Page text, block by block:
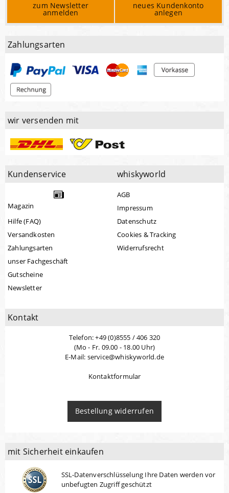
zum Newsletter
anmelden
neues Kundenkonto
anlegen
Zahlungsarten
wir versenden mit
Kundenservice
Magazin
Hilfe (FAQ)
Versandkosten
Zahlungsarten
unser Fachgeschäft
Gutscheine
Newsletter
whiskyworld
AGB
Impressum
Datenschutz
Cookies & Tracking
Widerrufsrecht
Kontakt
Telefon: +49 (0)8555 / 406 320
(Mo - Fr. 09.00 - 18.00 Uhr)
E-Mail: service@whiskyworld.de
Kontaktformular
Bestellung widerrufen
mit Sicherheit einkaufen
SSL-Datenverschlüsselung Ihre Daten werden vor
unbefugten Zugriff geschützt